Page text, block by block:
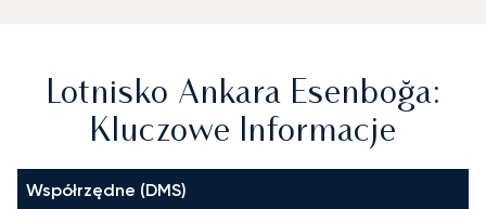
Lotnisko Ankara Esenboğa:
Kluczowe Informacje
Współrzędne (DMS)